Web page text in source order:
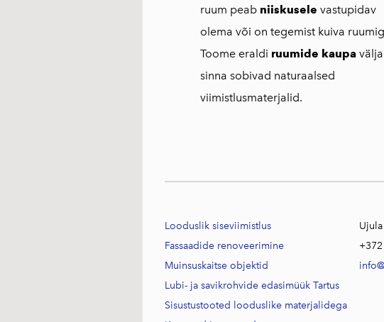
ruum peab niiskusele vastupidav
olema või on tegemist kuiva
Toome eraldi ruumide kaupa välja
sinna sobivad naturaalsed
viimistlusmaterjalid.
Looduslik siseviimistlus
Fassaadide renoveerimine
Muinsuskaitse objektid
Lubi- ja savikrohvide edasimüük Tartus
Sisustustooted looduslike materjalidega